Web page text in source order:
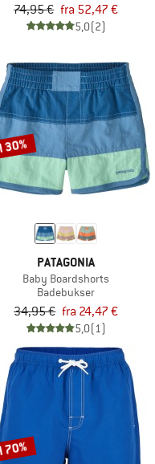
74,95 € fra 52,47 €
5,0(2)
PATAGONIA
Baby Boardshorts
Badebukser
34,95 € fra 24,47 €
5,0(1)